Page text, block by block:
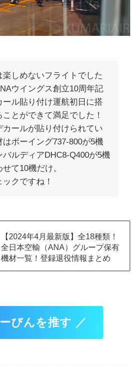
楽しめないフライトでした
ウイングス創立10周年記
ール貼り付け運航初日に搭
ことができて満足でした！
カールが貼り付けられてい
はボーイング737-800が5機
バルディアDHC8-Q400が5機
て10機だけ。
クですね！
【2024年4月最新版】全18種類！
全日本空輸（ANA）グループ保有
機材一覧！登録退役情報まとめ
びんを推す ／